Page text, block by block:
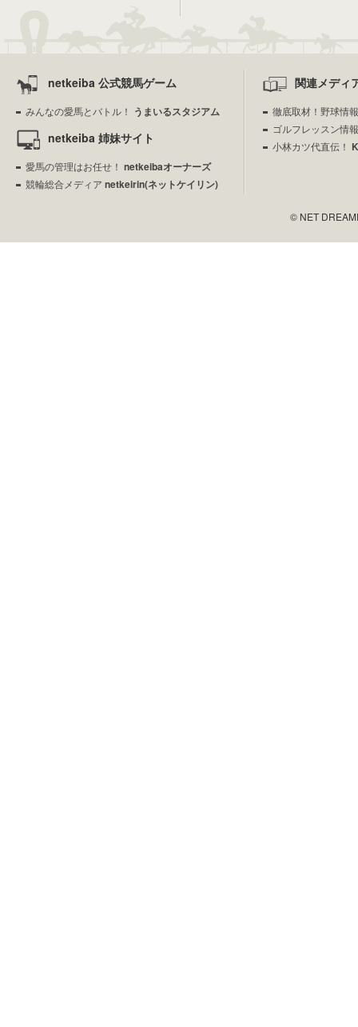
netkeiba 公式競馬ゲーム
みんなの愛馬とバトル！ うまいるスタジアム
netkeiba 姉妹サイト
愛馬の管理はお任せ！ netkeibaオーナーズ
競輪総合メディア netkeirin(ネットケイリン)
関連メディ
徹底取材！野球情
ゴルフレッスン情
小林カツ代直伝！
© NET